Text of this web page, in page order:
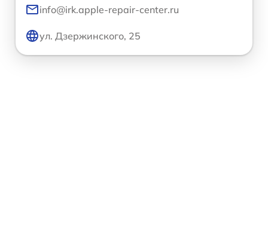
info@irk.apple-repair-center.ru
ул. Дзержинского, 25